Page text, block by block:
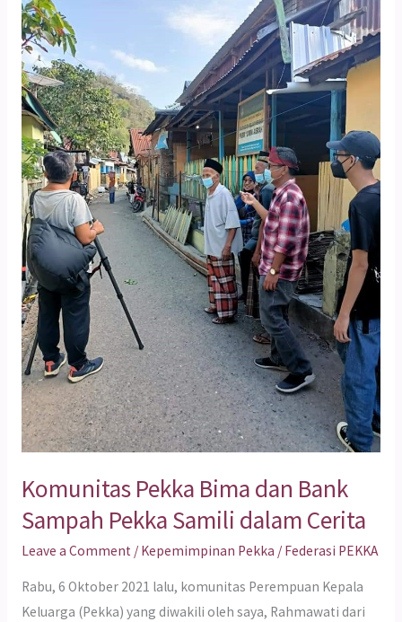
Komunitas Pekka Bima dan Bank
Sampah Pekka Samili dalam Cerita
Leave a Comment / Kepemimpinan Pekka / Federasi PEKKA
Rabu, 6 Oktober 2021 lalu, komunitas Perempuan Kepala
Keluarga (Pekka) yang diwakili oleh saya, Rahmawati dari
Pekka
Bima
dan
Bank
Sampah
Pekka
Samili
dalam
Cerita